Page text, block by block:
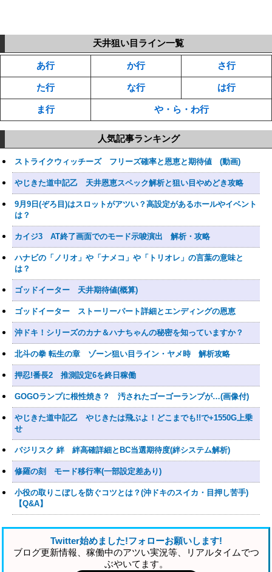
天井狙い目ライン一覧
あ行 か行 さ行
た行 な行 は行
ま行 や・ら・わ行
人気記事ランキング
ストライクウィッチーズ フリーズ確率と恩恵と期待値 (動画)
やじきた道中記乙 天井恩恵スペック解析と狙い目やめどき攻略
9月9日(ぞろ目)はスロットがアツい？高設定があるホールやイベント
は？
カイジ3 AT終了画面でのモード示唆演出 解析・攻略
ハナビの「ノリオ」や「ナメコ」や「トリオレ」の言葉の意味と
は？
ゴッドイーター 天井期待値(概算)
ゴッドイーター ストーリーパート詳細とエンディングの恩恵
沖ドキ！シリーズのカナ＆ハナちゃんの秘密を知っていますか？
北斗の拳 転生の章 ゾーン狙い目ライン・ヤメ時 解析攻略
押忍!番長2 推測設定6を終日稼働
GOGOランプに根性焼き？ 汚されたゴーゴーランプが…(画像付)
やじきた道中記乙 やじきたは飛ぶよ！どこまでも!!で+1550G上乗
せ
バジリスク 絆 絆高確詳細とBC当選期待度(絆システム解析)
修羅の刻 モード移行率(一部設定差あり)
小役の取りこぼしを防ぐコツとは？(沖ドキのスイカ・目押し苦手)
【Q&A】
Twitter始めました!フォローお願いします!
ブログ更新情報、稼働中のアツい実況等、リアルタイムでつ
ぶやいてます。